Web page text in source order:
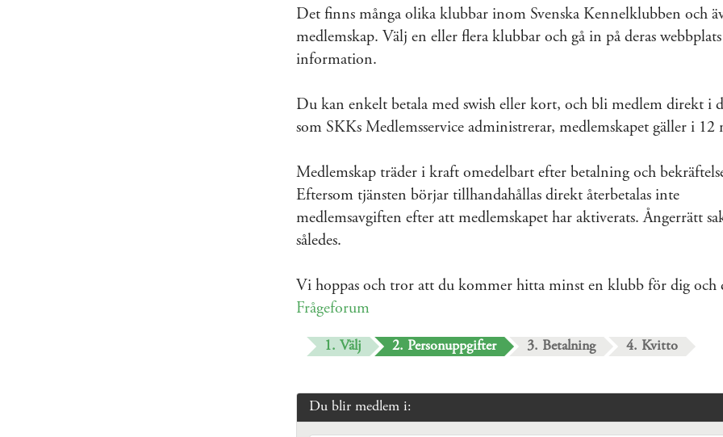
Det finns många olika klubbar inom Svenska Kennelklubben och
medlemskap. Välj en eller flera klubbar och gå in på deras
information.
Du kan enkelt betala med swish eller kort, och bli medlem direkt i
som SKKs Medlemsservice administrerar, medlemskapet gäller i 12
Medlemskap träder i kraft omedelbart efter betalning och
Eftersom tjänsten börjar tillhandahållas direkt återbetalas inte
medlemsavgiften efter att medlemskapet har aktiverats. Ångerrätt
således.
Vi hoppas och tror att du kommer hitta minst en klubb för dig och
Frågeforum
1. Välj 2. Personuppgifter 3. Betalning
4. Kvitto
Du blir medlem i: